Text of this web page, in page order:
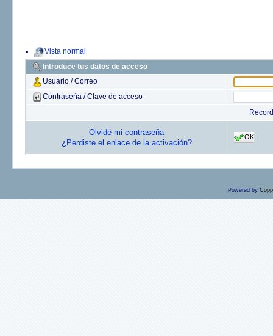
Vista normal
Introduce tus datos de acceso
Usuario / Correo
Contraseña / Clave de acceso
Olvidé mi contraseña
¿Perdiste el enlace de la activación?
OK
Powered by